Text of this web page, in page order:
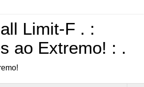
Limit-F . :
ao Extremo! : .